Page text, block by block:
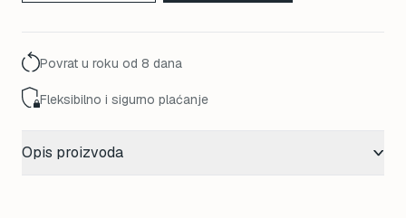
Povrat u roku od 8 dana
Fleksibilno i sigurno plaćanje
Opis proizvoda